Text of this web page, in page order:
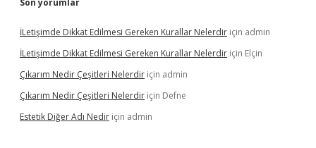
Son yorumlar
İLetişimde Dikkat Edilmesi Gereken Kurallar Nelerdir için admin
İLetişimde Dikkat Edilmesi Gereken Kurallar Nelerdir için Elçin
Çıkarım Nedir Çeşitleri Nelerdir için admin
Çıkarım Nedir Çeşitleri Nelerdir için Defne
Estetik Diğer Adı Nedir için admin